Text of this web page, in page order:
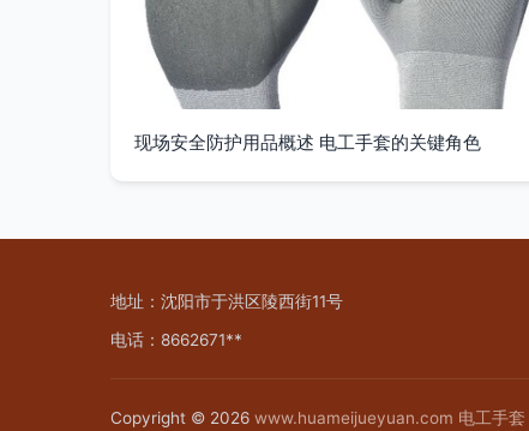
现场安全防护用品概述 电工手套的关键角色
地址：沈阳市于洪区陵西街11号
电话：8662671**
Copyright © 2026 www.huameijueyuan.com 电工手套